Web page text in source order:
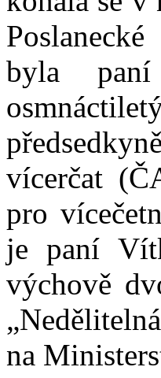
byla
vícerčat
pro
je paní
výchově
na